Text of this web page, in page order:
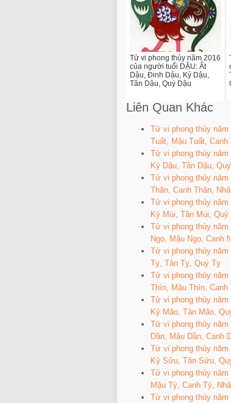
Tử vi phong thủy năm 2016
của người tuổi DẬU: Ất
Dậu, Đinh Dậu, Kỷ Dậu,
Tân Dậu, Quý Dậu
Liên Quan Khác
Tử vi phong thủy
Tuất, Mậu Tuất, Canh
Tử vi phong thủy
Kỷ Dậu, Tân Dậu,
Tử vi phong thủy
Thân, Canh Thân,
Tử vi phong thủy
Kỷ Mùi, Tân Mùi, Quý
Tử vi phong thủy
Ngọ, Mậu Ngọ, Canh
Tử vi phong thủy
Tỵ, Tân Tỵ, Quý Tỵ
Tử vi phong thủy
Thìn, Mậu Thìn, Canh
Tử vi phong thủy
Kỷ Mão, Tân Mão,
Tử vi phong thủy
Dần, Mậu Dần, Canh
Tử vi phong thủy
Kỷ Sửu, Tân Sửu,
Tử vi phong thủy
Mậu Tý, Canh Tý,
Tử vi phong thủy